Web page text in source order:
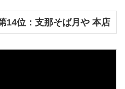
14位：支那そば月や 本店